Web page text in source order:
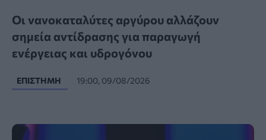
Οι νανοκαταλύτες αργύρου αλλάζουν
σημεία αντίδρασης για παραγωγή
ενέργειας και υδρογόνου
ΕΠΙΣΤΉΜΗ 19:00, 09/08/2026